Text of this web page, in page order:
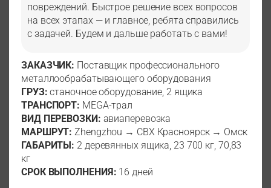
повреждений. Быстрое решение всех вопросов
на всех этапах — и главное, ребята справились
с задачей. Будем и дальше работать с вами!
ЗАКАЗЧИК: Поставщик профессионального
металлообрабатывающего оборудования
ГРУЗ: станочное оборудование, 2 ящика
ТРАНСПОРТ: MEGA-трал
ВИД ПЕРЕВОЗКИ: авиаперевозка
МАРШРУТ:Zhengzhou → СВХ Красноярск → Омск
ГАБАРИТЫ: 2 деревянных ящика, 23 700 кг, 70,83
кг
СРОК ВЫПОЛНЕНИЯ: 16 дней